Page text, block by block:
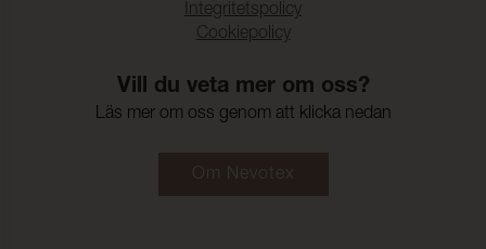
Integritetspolicy
Cookiepolicy
Vill du veta mer om oss?
Läs mer om oss genom att klicka nedan
Om Nevotex